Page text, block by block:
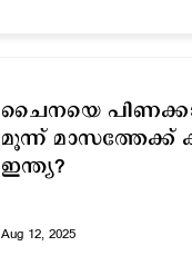
ചൈനയെ
മൂന്ന് മാസത്തേക്ക്
ഇന്ത്യ?
Aug 12, 2025